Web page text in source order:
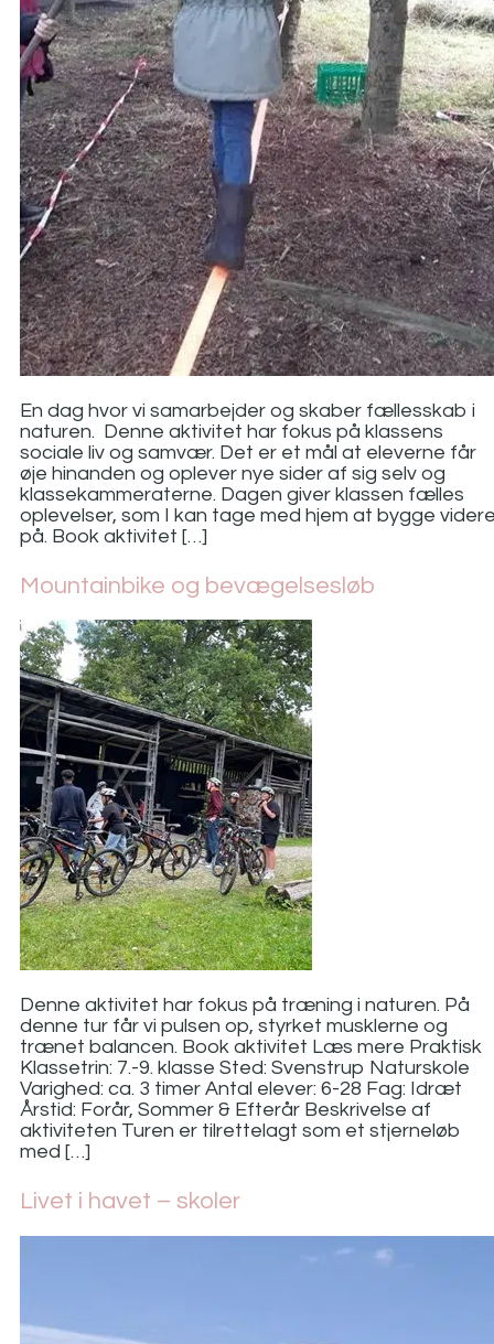
En dag hvor vi samarbejder og skaber fællesskab i
naturen. Denne aktivitet har fokus på klassens
sociale liv og samvær. Det er et mål at eleverne får
øje hinanden og oplever nye sider af sig selv og
klassekammeraterne. Dagen giver klassen fælles
oplevelser, som I kan tage med hjem at bygge
på. Book aktivitet […]
Mountainbike og bevægelsesløb
Denne aktivitet har fokus på træning i naturen. På
denne tur får vi pulsen op, styrket musklerne og
trænet balancen. Book aktivitet Læs mere Praktisk
Klassetrin: 7.-9. klasse Sted: Svenstrup Naturskole
Varighed: ca. 3 timer Antal elever: 6-28 Fag: Idræt
Årstid: Forår, Sommer & Efterår Beskrivelse af
aktiviteten Turen er tilrettelagt som et stjerneløb
med […]
Livet i havet – skoler